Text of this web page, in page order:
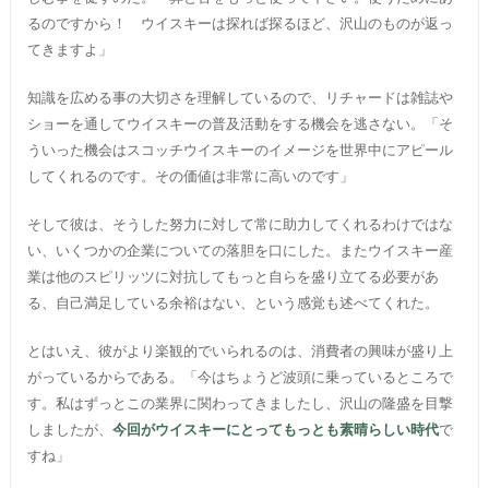
るのですから！ ウイスキーは探れば探るほど、沢山のものが返っ
てきますよ」
知識を広める事の大切さを理解しているので、リチャードは雑誌や
ショーを通してウイスキーの普及活動をする機会を逃さない。「そ
ういった機会はスコッチウイスキーのイメージを世界中にアピール
してくれるのです。その価値は非常に高いのです」
そして彼は、そうした努力に対して常に助力してくれるわけではな
い、いくつかの企業についての落胆を口にした。またウイスキー産
業は他のスピリッツに対抗してもっと自らを盛り立てる必要があ
る、自己満足している余裕はない、という感覚も述べてくれた。
とはいえ、彼がより楽観的でいられるのは、消費者の興味が盛り上
がっているからである。「今はちょうど波頭に乗っているところで
す。私はずっとこの業界に関わってきましたし、沢山の隆盛を目撃
しましたが、 今回がウイスキーにとってもっとも素晴らしい時代で
すね」